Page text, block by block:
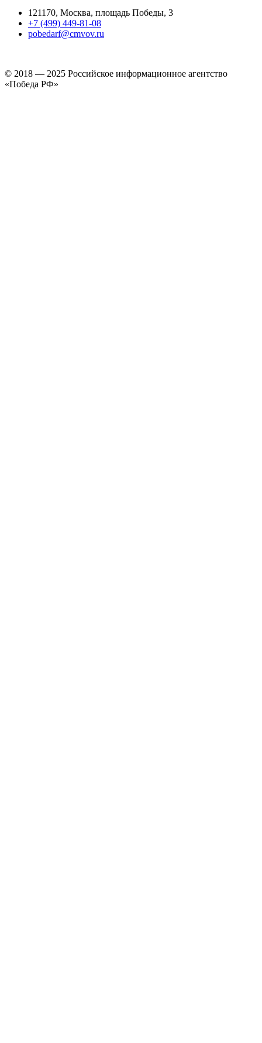
121170, Москва, площадь Победы, 3
+7 (499) 449-81-08
pobedarf@cmvov.ru
© 2018 — 2025 Российское информационное агентство
«Победа РФ»